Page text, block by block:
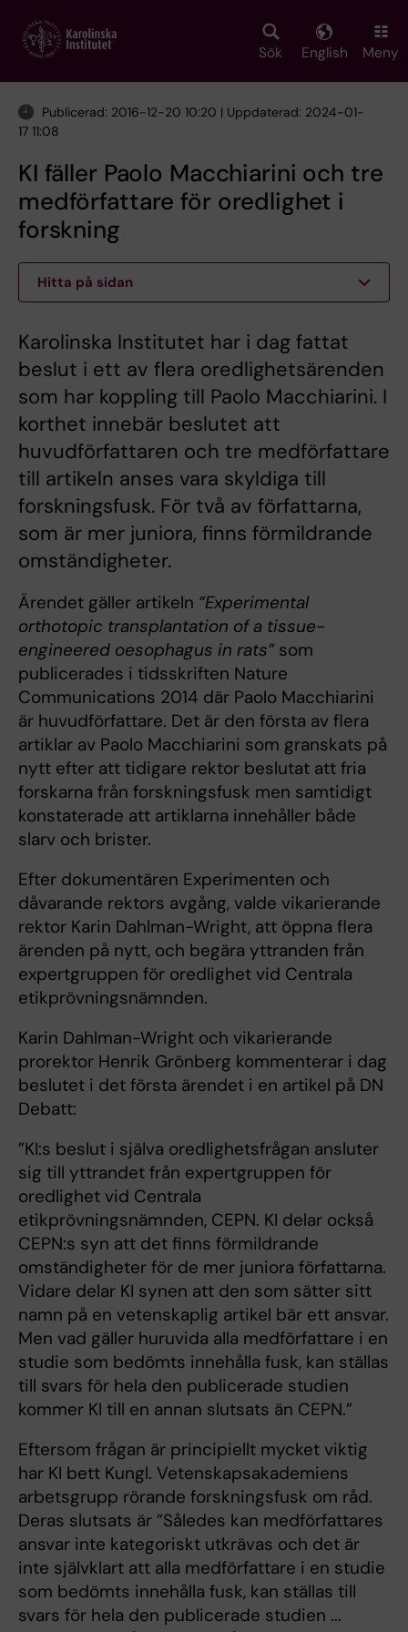
main
Sök English Meny
Publicerad: 2016-12-20 10:20 | Uppdaterad: 2024-01-
17 11:08
KI fäller Paolo Macchiarini och tre
medförfattare för oredlighet i
forskning
Hitta på sidan
Karolinska Institutet har i dag fattat
beslut i ett av flera oredlighetsärenden
som har koppling till Paolo Macchiarini. I
korthet innebär beslutet att
huvudförfattaren och tre medförfattare
till artikeln anses vara skyldiga till
forskningsfusk. För två av författarna,
som är mer juniora, finns förmildrande
omständigheter.
Ärendet gäller artikeln ”Experimental
orthotopic transplantation of a tissue-
engineered oesophagus in rats”som
publicerades i tidsskriften Nature
Communications 2014 där Paolo Macchiarini
är huvudförfattare. Det är den första av flera
artiklar av Paolo Macchiarini som granskats på
nytt efter att tidigare rektor beslutat att fria
forskarna från forskningsfusk men samtidigt
konstaterade att artiklarna innehåller både
slarv och brister.
Efter dokumentären Experimenten och
dåvarande rektors avgång, valde vikarierande
rektor Karin Dahlman-Wright, att öppna flera
ärenden på nytt, och begära yttranden från
expertgruppen för oredlighet vid Centrala
etikprövningsnämnden.
Karin Dahlman-Wright och vikarierande
prorektor Henrik Grönberg kommenterar i dag
beslutet i det första ärendet i en artikel på DN
Debatt:
”KI:s beslut i själva oredlighetsfrågan ansluter
sig till yttrandet från expertgruppen för
oredlighet vid Centrala
etikprövningsnämnden, CEPN. KI delar också
CEPN:s syn att det finns förmildrande
omständigheter för de mer juniora författarna.
Vidare delar KI synen att den som sätter sitt
namn på en vetenskaplig artikel bär ett ansvar.
Men vad gäller huruvida alla medförfattare i en
studie som bedömts innehålla fusk, kan ställas
till svars för hela den publicerade studien
kommer KI till en annan slutsats än CEPN.”
Eftersom frågan är principiellt mycket viktig
har KI bett Kungl. Vetenskapsakademiens
arbetsgrupp rörande forskningsfusk om råd.
Deras slutsats är ”Således kan medförfattares
ansvar inte kategoriskt utkrävas och det är
inte självklart att alla medförfattare i en studie
som bedömts innehålla fusk, kan ställas till
svars för hela den publicerade studien ...